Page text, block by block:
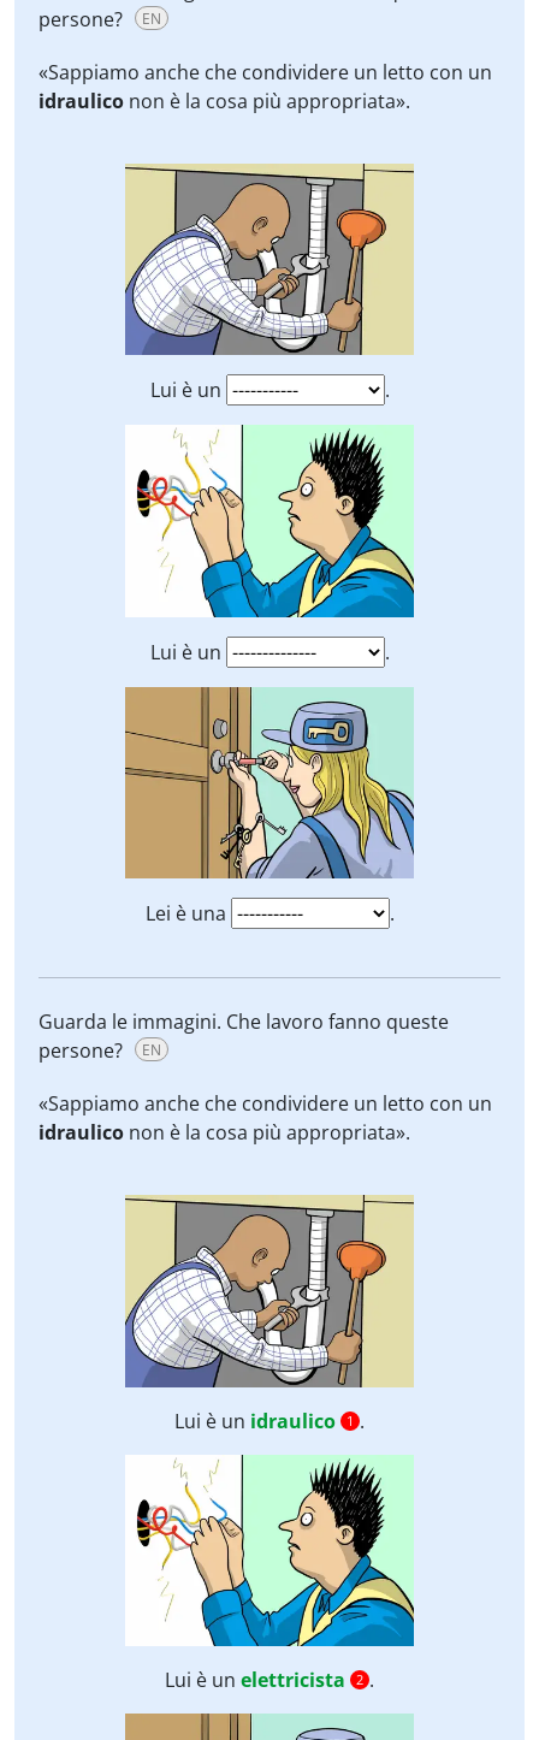
persone?
EN
«Sappiamo anche che condividere un letto con un
idraulico non è la cosa più appropriata».
Lui è un .
Lui è un .
Lei è una .
Guarda le immagini. Che lavoro fanno queste
persone?
EN
«Sappiamo anche che condividere un letto con un
idraulico non è la cosa più appropriata».
Lui è un idraulico 1 .
Lui è un elettricista 2 .